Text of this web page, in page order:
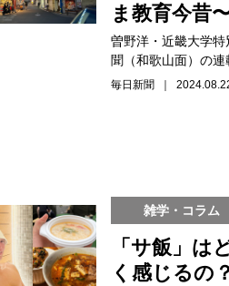
ま教育今昔
曽野洋・近畿大学
聞（和歌山面）の連
毎日新聞 ｜
雑学・コラム
「サ飯」は
く感じるの